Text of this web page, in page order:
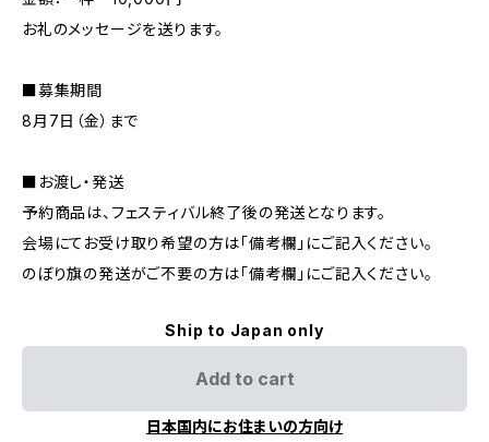
お礼のメッセージを送ります。
■募集期間
8月7日（金）まで
■お渡し・発送
予約商品は、フェスティバル終了後の発送となります。
会場にてお受け取り希望の方は「備考欄」にご記入ください。
のぼり旗の発送がご不要の方は「備考欄」にご記入ください。
Ship to Japan only
Add to cart
日本国内にお住まいの方向け